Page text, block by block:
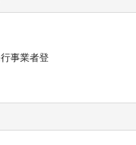
事業者登